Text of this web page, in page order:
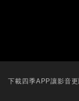
下載四季APP讓影音更